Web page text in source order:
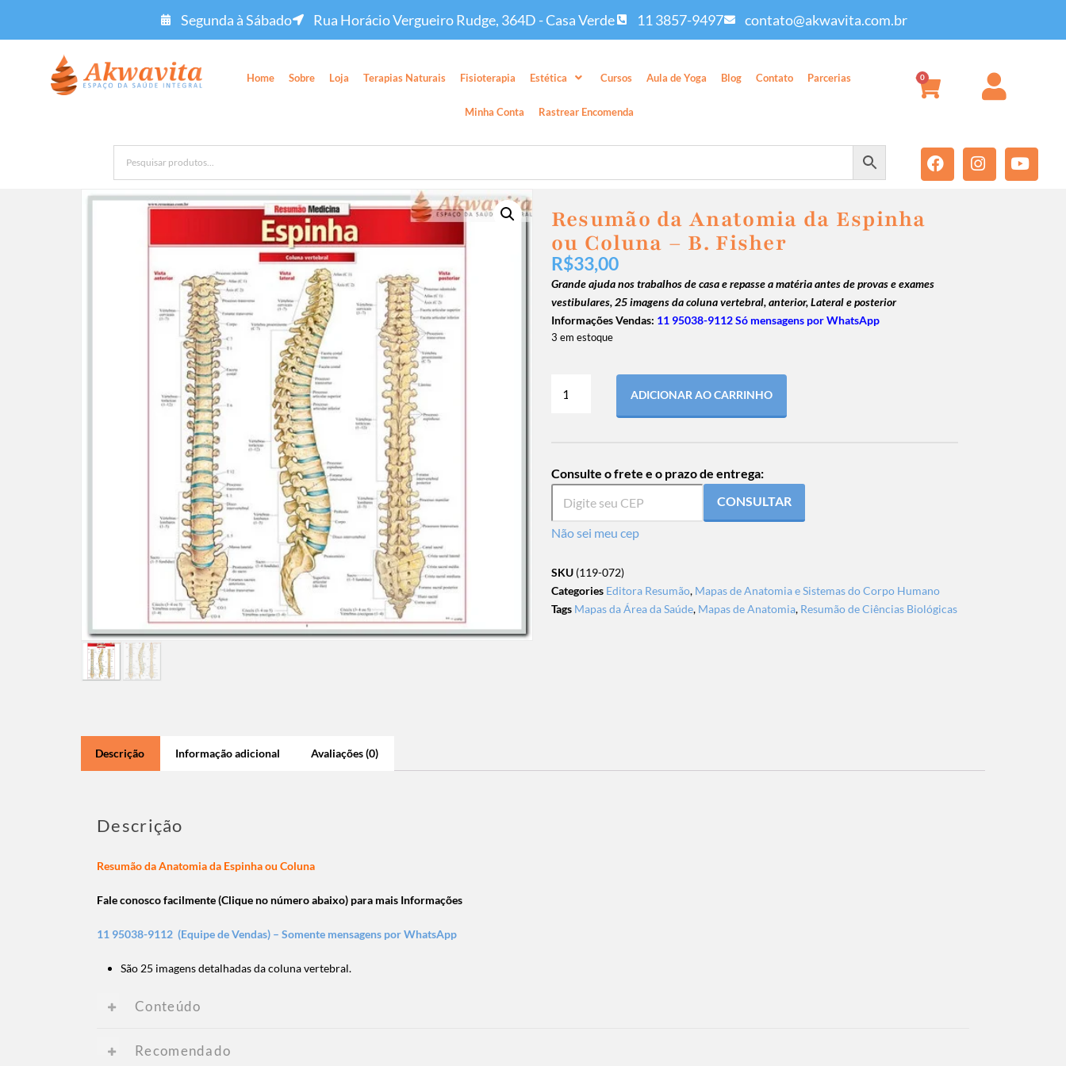
Segunda à Sábado Rua Horácio Vergueiro Rudge, 364D - Casa Verde 11 3857-9497 contato@akwavita.com.br
Home Sobre Loja Terapias Naturais Fisioterapia Estética Cursos Aula de Yoga Blog Contato Parcerias
Minha Conta Rastrear Encomenda
0
Resumão da Anatomia da Espinha
ou Coluna – B. Fisher
R$33,00
Grande ajuda nos trabalhos de casa e repasse a matéria antes de provas e exames
vestibulares,25 imagens da coluna vertebral,anterior,Lateral e posterior
Informações Vendas: 11 95038-9112 Só mensagens por WhatsApp
3 em estoque
ADICIONAR AO CARRINHO
Consulte o frete e o prazo de entrega:
CONSULTAR
Não sei meu cep
SKU (119-072)
Categories Editora Resumão, Mapas de Anatomia e Sistemas do Corpo Humano
Tags Mapas da Área da Saúde, Mapas de Anatomia, Resumão de Ciências Biológicas
Descrição Informação adicional Avaliações (0)
Descrição
Resumão da Anatomia da Espinha ou Coluna
Fale conosco facilmente (Clique no número abaixo) para mais Informações
11 95038-9112 (Equipe de Vendas) – Somente mensagens por WhatsApp
São 25 imagens detalhadas da coluna vertebral.
Conteúdo
Recomendado